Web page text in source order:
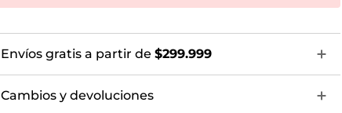
Envíos gratis a partir de $299.999
Cambios y devoluciones